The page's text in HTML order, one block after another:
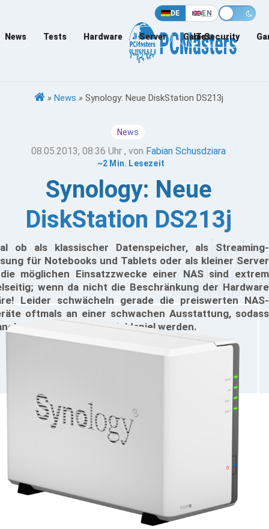
DE EN
News Tests Hardware Server Games
IT-Security
» News » Synology: Neue DiskStation DS213j
News
08.05.2013, 08:36 Uhr , von Fabian Schusdziara
~2 Min. Lesezeit
Synology: Neue
DiskStation DS213j
ob als klassischer Datenspeicher, als Streaming-
für Notebooks und Tablets oder als kleiner Server
möglichen Einsatzzwecke einer NAS sind extrem
wenn da nicht die Beschränkung der Hardware
Leider schwächeln gerade die preiswerten NAS-
oftmals an einer schwachen Ausstattung, sodass
Aufgaben zum Geduldspiel werden.